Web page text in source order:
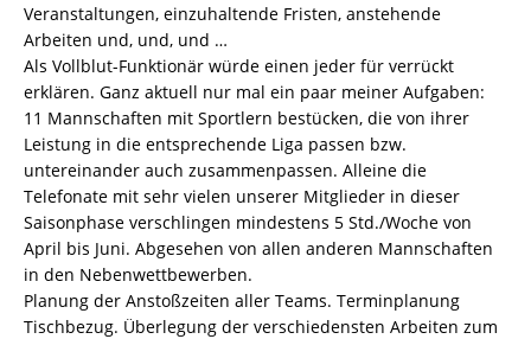
Veranstaltungen, einzuhaltende Fristen, anstehende
Arbeiten und, und, und …
Als Vollblut-Funktionär würde einen jeder für verrückt
erklären. Ganz aktuell nur mal ein paar meiner Aufgaben:
11 Mannschaften mit Sportlern bestücken, die von ihrer
Leistung in die entsprechende Liga passen bzw.
untereinander auch zusammenpassen. Alleine die
Telefonate mit sehr vielen unserer Mitglieder in dieser
Saisonphase verschlingen mindestens 5 Std./Woche von
April bis Juni. Abgesehen von allen anderen Mannschaften
in den Nebenwettbewerben.
Planung der Anstoßzeiten aller Teams. Terminplanung
Tischbezug. Überlegung der verschiedensten Arbeiten zum